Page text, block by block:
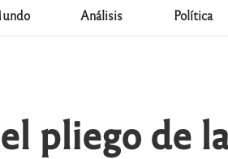
Análisis Política
pliego de